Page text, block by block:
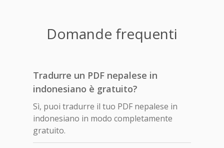
Domande frequenti
Tradurre un PDF nepalese in
indonesiano è gratuito?
Sì, puoi tradurre il tuo PDF nepalese in
indonesiano in modo completamente
gratuito.